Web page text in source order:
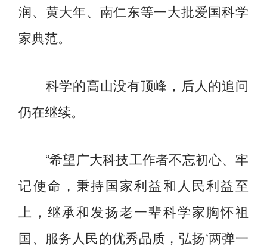
润、黄大年、南仁东等一大批爱国科学
家典范。
科学的高山没有顶峰，后人的追问
仍在继续。
“希望广大科技工作者不忘初心、牢
记使命，秉持国家利益和人民利益至
上，继承和发扬老一辈科学家胸怀祖
国、服务人民的优秀品质，弘扬‘两弹一